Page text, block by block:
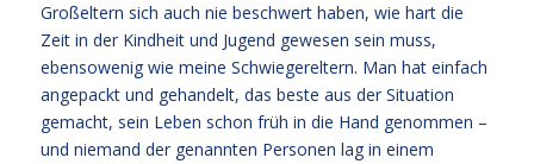
Großeltern sich auch nie beschwert haben, wie hart die
Zeit in der Kindheit und Jugend gewesen sein muss,
ebensowenig wie meine Schwiegereltern. Man hat einfach
angepackt und gehandelt, das beste aus der Situation
gemacht, sein Leben schon früh in die Hand genommen –
und niemand der genannten Personen lag in einem